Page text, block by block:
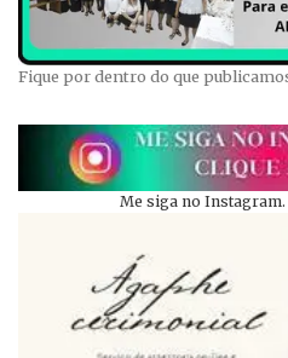
Fique por dentro do que
Me siga no Instagram.